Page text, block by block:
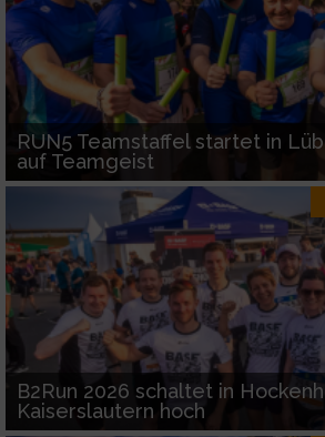
RUN5 Teamstaffel startet in
auf Teamgeist
B2Run 2026 schaltet in
Kaiserslautern hoch